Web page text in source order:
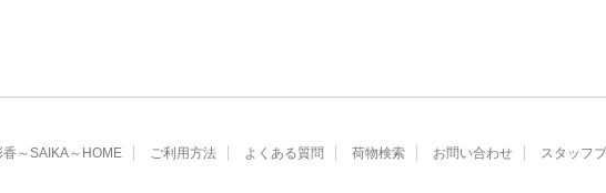
香～SAIKA～HOME ご利用方法 よくある質問 荷物検索 お問い合わせ スタッフ